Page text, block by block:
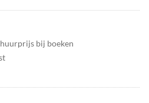
bij boeken